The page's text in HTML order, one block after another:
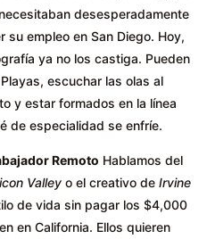
desesperadamente
su empleo en San Diego. Hoy,
ya no los castiga. Pueden
escuchar las olas al
y estar formados en la línea
de especialidad se enfríe.
Remoto Hablamos del
Valley o el creativo deIrvine
de vida sin pagar los $4,000
en California. Ellos quieren